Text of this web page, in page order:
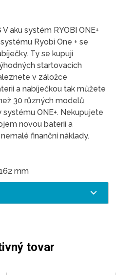
aku systém RYOBI ONE+
Ryobi One + se
Ty se kupují
startovacích
v záložce
a nabíječkou tak můžete
30 různých modelů
ONE+. Nekupujete
novou baterii a
finanční náklady.
mm
tovar